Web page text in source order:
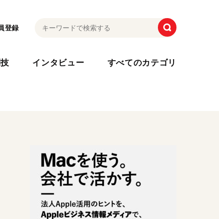
登録
インタビュー すべてのカテゴリ